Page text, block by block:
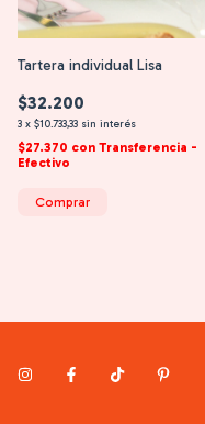
Tartera individual Lisa
$32.200
3 x $10.733,33 sin interés
$27.370 con Transferencia -
Efectivo
Comprar